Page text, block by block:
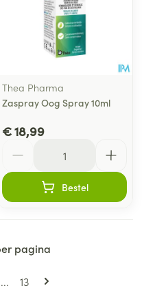
Thea Pharma
Zaspray Oog Spray 10ml
€ 18,99
Bestel
pagina
... Pagina
13
pagina